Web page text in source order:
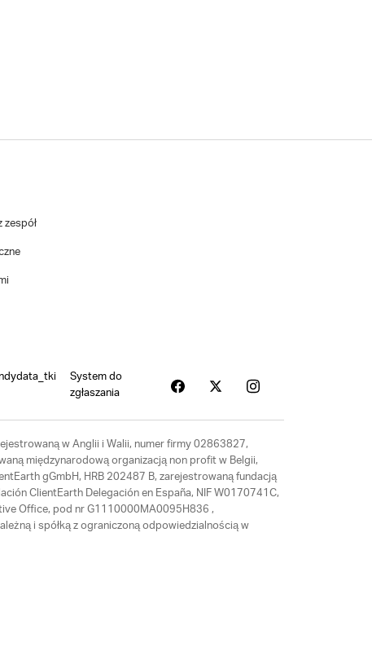
zespół
System do
zgłaszania
w Anglii i Walii, numer firmy 02863827,
międzynarodową organizacją non profit w Belgii,
gGmbH, HRB 202487 B, zarejestrowaną fundacją
ClientEarth Delegación en España, NIF W0170741C,
Office, pod nr G1110000MA0095H836 ,
i spółką z ograniczoną odpowiedzialnością w